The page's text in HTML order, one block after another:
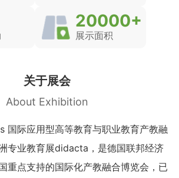
20000+
展示面积
关于展会
About Exhibition
国际应用型高等教育与职业教育产教融
专业教育展didacta，是德国联邦经济
重点支持的国际化产教融合博览会，已